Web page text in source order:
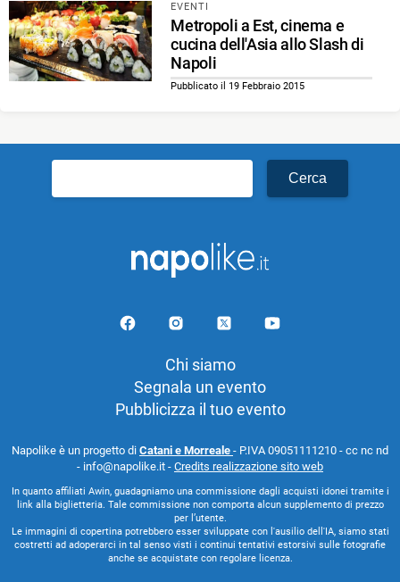
EVENTI
Metropoli a Est, cinema e
cucina dell'Asia allo Slash di
Napoli
Pubblicato il 19 Febbraio 2015
per:
Chi siamo
Segnala un evento
Pubblicizza il tuo evento
Napolike è un progetto di Catani e Morreale - P.IVA 09051111210 - cc nc nd
- info@napolike.it - Credits realizzazione sito web
In quanto affiliati Awin, guadagniamo una commissione dagli acquisti idonei tramite i
link alla biglietteria. Tale commissione non comporta alcun supplemento di prezzo
per l’utente.
Le immagini di copertina potrebbero esser sviluppate con l'ausilio dell'IA, siamo stati
costretti ad adoperarci in tal senso visti i continui tentativi estorsivi sulle fotografie
anche se acquistate con regolare licenza.